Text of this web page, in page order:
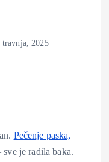
travnja, 2025
Pečenje paska,
sve je radila baka.